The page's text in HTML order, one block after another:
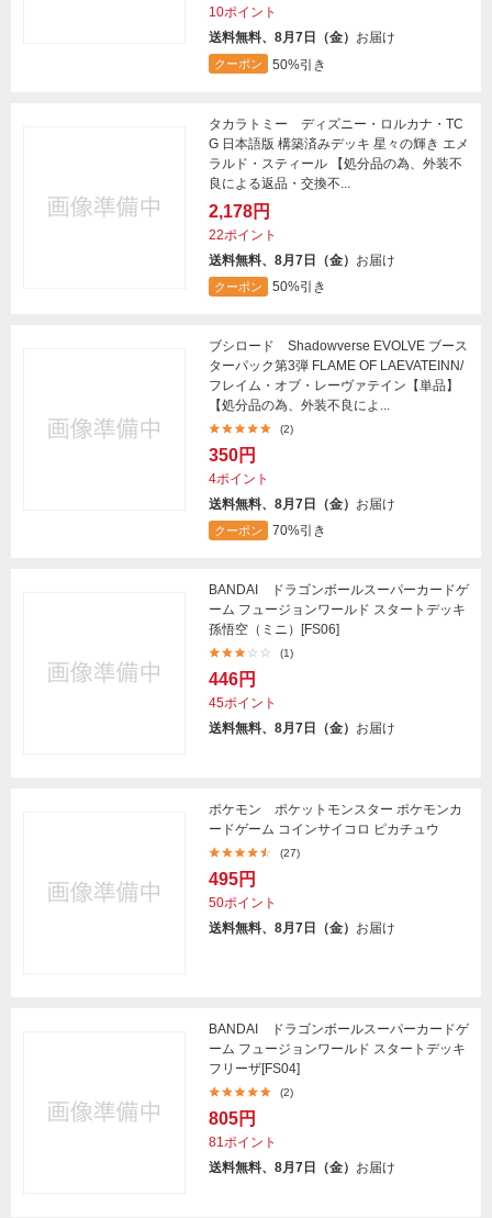
10ポイント
送料無料、8月7日（金） お届け
クーポン 50%引き
タカラトミー ディズニー・ロルカナ・TC
G 日本語版 構築済みデッキ 星々の輝き エメ
ラルド・スティール 【処分品の為、外装不
良による返品・交換不...
2,178円
22ポイント
送料無料、8月7日（金） お届け
クーポン 50%引き
ブシロード Shadowverse EVOLVE ブース
ターパック第3弾 FLAME OF LAEVATEINN/
フレイム・オブ・レーヴァテイン【単品】
【処分品の為、外装不良によ...
(2)
350円
4ポイント
送料無料、8月7日（金） お届け
クーポン 70%引き
BANDAI ドラゴンボールスーパーカードゲ
ーム フュージョンワールド スタートデッキ
孫悟空（ミニ）[FS06]
(1)
446円
45ポイント
送料無料、8月7日（金） お届け
ポケモン ポケットモンスター ポケモンカ
ードゲーム コインサイコロ ピカチュウ
(27)
495円
50ポイント
送料無料、8月7日（金） お届け
BANDAI ドラゴンボールスーパーカードゲ
ーム フュージョンワールド スタートデッキ
フリーザ[FS04]
(2)
805円
81ポイント
送料無料、8月7日（金） お届け